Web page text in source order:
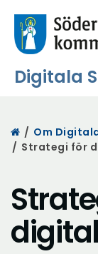
Digitala
Start
/ Om
/ Strategi för